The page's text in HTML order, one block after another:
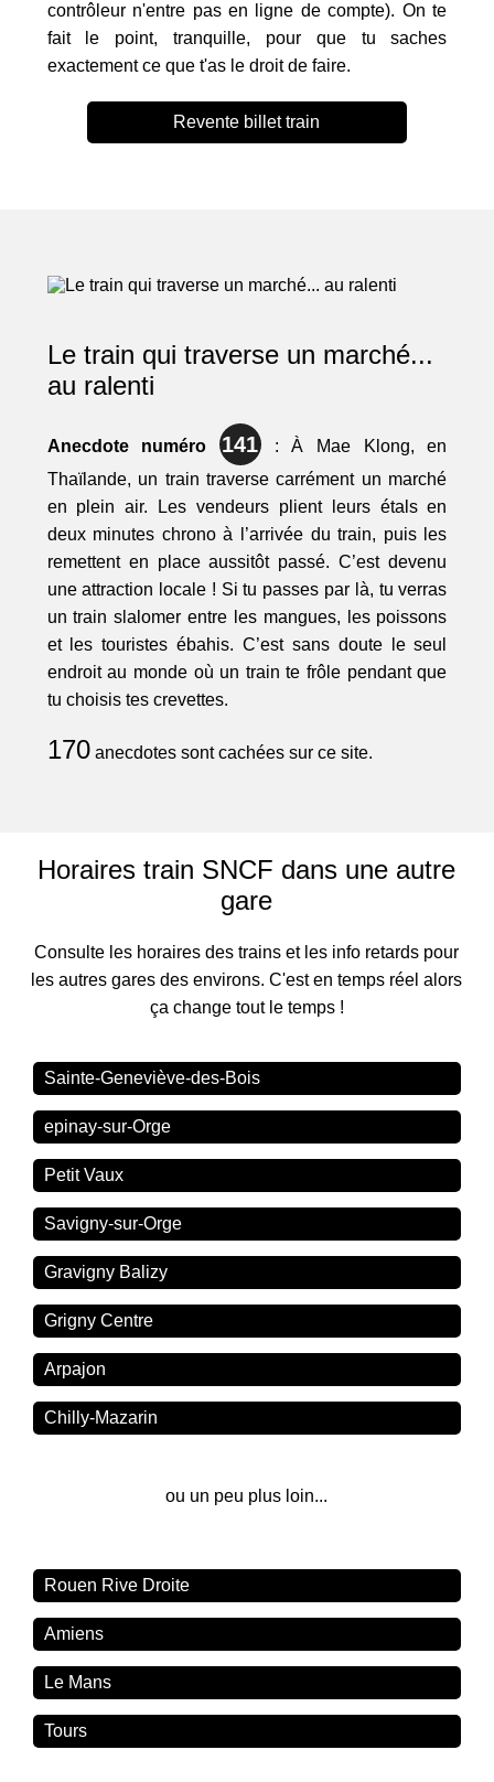
contrôleur n'entre pas en ligne de compte). On te
fait le point, tranquille, pour que tu saches
exactement ce que t'as le droit de faire.
Revente billet train
Le train qui traverse un marché...
au ralenti
Anecdote numéro 141: À Mae Klong, en
Thaïlande, un train traverse carrément un marché
en plein air. Les vendeurs plient leurs étals en
deux minutes chrono à l’arrivée du train, puis les
remettent en place aussitôt passé. C’est devenu
une attraction locale ! Si tu passes par là, tu verras
un train slalomer entre les mangues, les poissons
et les touristes ébahis. C’est sans doute le seul
endroit au monde où un train te frôle pendant que
tu choisis tes crevettes.
170anecdotes sont cachées sur ce site.
Horaires train SNCF dans une autre
gare
Consulte les horaires des trains et les info retards pour
les autres gares des environs. C'est en temps réel alors
ça change tout le temps !
Sainte-Geneviève-des-Bois
epinay-sur-Orge
Petit Vaux
Savigny-sur-Orge
Gravigny Balizy
Grigny Centre
Arpajon
Chilly-Mazarin
ou un peu plus loin...
Rouen Rive Droite
Amiens
Le Mans
Tours